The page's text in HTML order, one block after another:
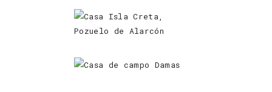
Fuente de
acero
Creta